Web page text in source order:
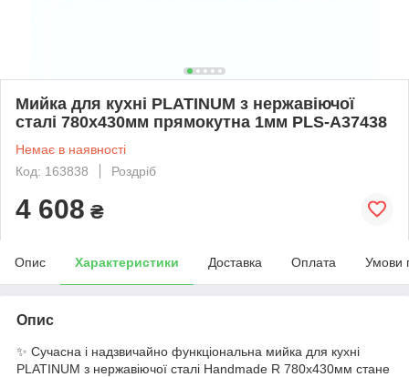
Мийка для кухні PLATINUM з нержавіючої
сталі 780x430мм прямокутна 1мм PLS-A37438
Немає в наявності
Код: 163838
Роздріб
4 608 ₴
Опис Характеристики Доставка Оплата Умови
Опис
✨ Сучасна і надзвичайно функціональна мийка для кухні
PLATINUM з нержавіючої сталі Handmade R 780x430мм стане